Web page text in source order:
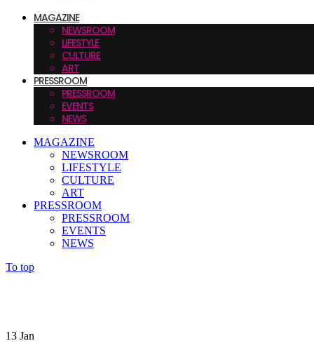
MAGAZINE
NEWSROOM
LIFESTYLE
CULTURE
ART
PRESSROOM
PRESSROOM
EVENTS
NEWS
MAGAZINE
NEWSROOM
LIFESTYLE
CULTURE
ART
PRESSROOM
PRESSROOM
EVENTS
NEWS
To top
13 Jan